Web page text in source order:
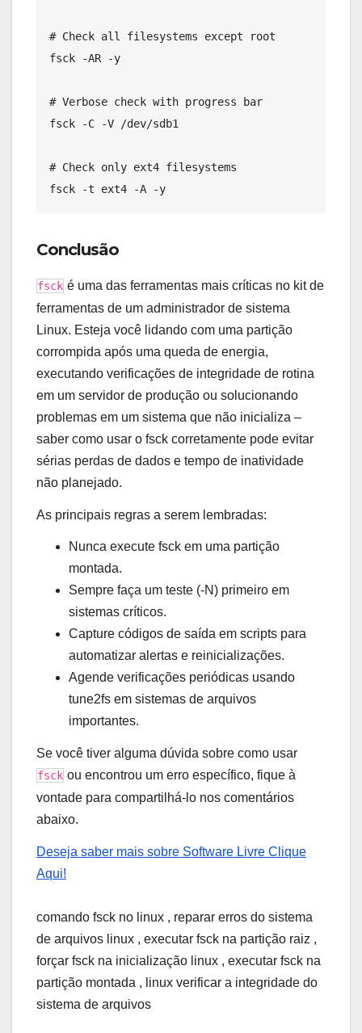
# Check all filesystems except root
fsck -AR -y
# Verbose check with progress bar
fsck -C -V /dev/sdb1
# Check only ext4 filesystems
Conclusão
fsck é uma das ferramentas mais críticas no kit de
ferramentas de um administrador de sistema
Linux. Esteja você lidando com uma partição
corrompida após uma queda de energia,
executando verificações de integridade de rotina
em um servidor de produção ou solucionando
problemas em um sistema que não inicializa –
saber como usar o fsck corretamente pode evitar
sérias perdas de dados e tempo de inatividade
não planejado.
As principais regras a serem lembradas:
Nunca execute fsck em uma partição
montada.
Sempre faça um teste (-N) primeiro em
sistemas críticos.
Capture códigos de saída em scripts para
automatizar alertas e reinicializações.
Agende verificações periódicas usando
tune2fs em sistemas de arquivos
importantes.
Se você tiver alguma dúvida sobre como usar
fsck ou encontrou um erro específico, fique à
vontade para compartilhá-lo nos comentários
abaixo.
Deseja saber mais sobre Software Livre Clique
Aqui!
comando fsck no linux , reparar erros do sistema
de arquivos linux , executar fsck na partição raiz ,
forçar fsck na inicialização linux , executar fsck na
partição montada , linux verificar a integridade do
sistema de arquivos